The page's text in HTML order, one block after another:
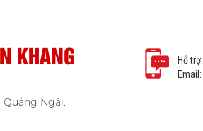
KHANG
Ngãi.
Hỗ trợ:
Email: